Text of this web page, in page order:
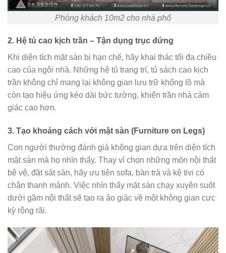
Phòng khách 10m2 cho nhà phố
2. Hệ tủ cao kịch trần – Tận dụng trục đứng
Khi diện tích mặt sàn bị hạn chế, hãy khai thác tối đa chiều
cao của ngôi nhà. Những hệ tủ trang trí, tủ sách cao kịch
trần không chỉ mang lại không gian lưu trữ khổng lồ mà
còn tạo hiệu ứng kéo dài bức tường, khiến trần nhà cảm
giác cao hơn.
3. Tạo khoảng cách với mặt sàn (Furniture on Legs)
Con người thường đánh giá không gian dựa trên diện tích
mặt sàn mà họ nhìn thấy. Thay vì chọn những món nội thất
bệ vệ, đặt sát sàn, hãy ưu tiên sofa, bàn trà và kệ tivi có
chân thanh mảnh. Việc nhìn thấy mặt sàn chạy xuyên suốt
dưới gầm nội thất sẽ tạo ra ảo giác về một không gian cực
kỳ rộng rãi.